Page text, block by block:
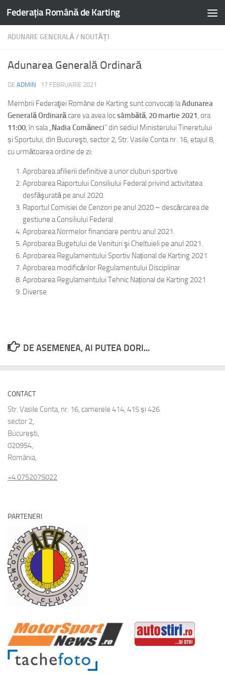
Federația Română de Karting
ADUNARE GENERALĂ/ NOUTĂȚI
Adunarea Generală Ordinară
DE ADMIN · 17 FEBRUARIE 2021
Membrii Federaţiei Române de Karting sunt convocați laAdunarea
Generală Ordinarăcare va avea locsâmbătă, 20 martie 2021, ora
11:00, în sala „Nadia Comăneci” din sediul Ministerului Tineretului
și Sportului, din Bucureşti, sector 2, Str. Vasile Conta nr. 16, etajul 8,
cu următoarea ordine de zi:
Aprobarea afilierii definitive a unor cluburi sportive
Aprobarea Raportului Consiliului Federal privind activitatea
desfăşurată pe anul 2020.
Raportul Comisiei de Cenzori pe anul 2020 – descărcarea de
gestiune a Consiliului Federal
Aprobarea Normelor financiare pentru anul 2021.
Aprobarea Bugetului de Venituri şi Cheltuieli pe anul 2021.
Aprobarea Regulamentului Sportiv Național de Karting 2021
Aprobarea modificărilor Regulamentului Disciplinar
Aprobarea Regulamentului Tehnic Național de Karting 2021
Diverse
DE ASEMENEA, AI PUTEA DORI...
CONTACT
Str. Vasile Conta, nr. 16, camerele 414, 415 și 426
sector 2,
București,
020954,
România,
+4 0752075022
PARTENERI